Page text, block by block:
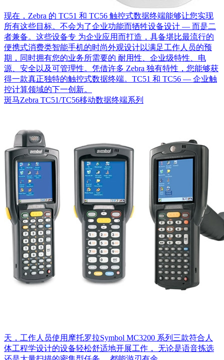
现在，Zebra 的 TC51 和 TC56 触控式数据终端能够让您实现
所有这些目标。不会为了企业功能而牺牲设备设计 — 而是二
者兼备。这些设备专 为企业应用而打造，具备堪比最流行的
便携式消费类智能手机的时尚外观设计以满足工作人员的预
期，同时拥有您的业务所需要的 耐用性、企业级特性、电
源、安全以及可管理性。凭借许多 Zebra 独有特性，您能够获
得一款真正独特的触控式数据终端。TC51 和 TC56 — 企业触
控计算领域的下一创新。
斑马Zebra TC51/TC56移动数据终端系列
天，工作人员使用摩托罗拉Symbol MC3200 系列三款符合人
体工程学设计的设备轻松舒适地开展工作， 无论是语音拣选